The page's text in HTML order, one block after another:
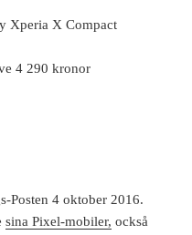
Xperia X Compact
4 290 kronor
Posten 4 oktober 2016.
sina Pixel-mobiler, också